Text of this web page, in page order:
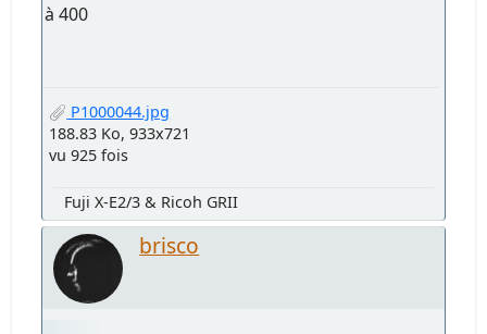
à 400
P1000044.jpg
188.83 Ko, 933x721
vu 925 fois
Fuji X-E2/3 & Ricoh GRII
brisco